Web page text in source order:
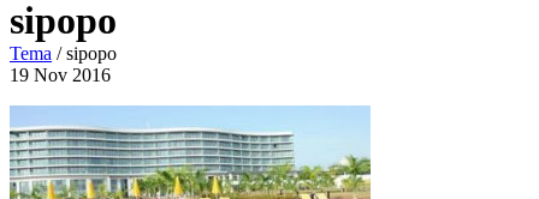
sipopo
Tema /sipopo
19 Nov 2016